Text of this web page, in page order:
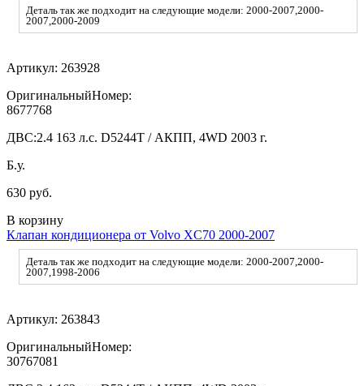
Деталь так же подходит на следующие модели: 2000-2007,2000-
2007,2000-2009
Артикул: 263928
ОригинальныйНомер:
8677768
ДВС:2.4 163 л.с. D5244T / АКПП, 4WD 2003 г.
Б.у.
630 руб.
В корзину
Клапан кондиционера от Volvo XC70 2000-2007
Деталь так же подходит на следующие модели: 2000-2007,2000-
2007,1998-2006
Артикул: 263843
ОригинальныйНомер:
30767081